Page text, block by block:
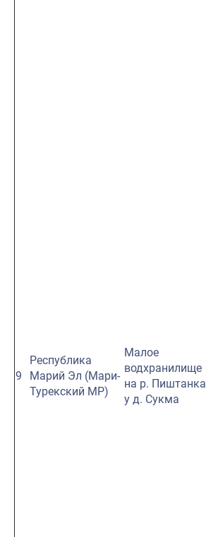
9
Республика
Марий Эл (Мари-
Турекский МР)
Малое
водхранилище
на р. Пиштанка
у д. Сукма